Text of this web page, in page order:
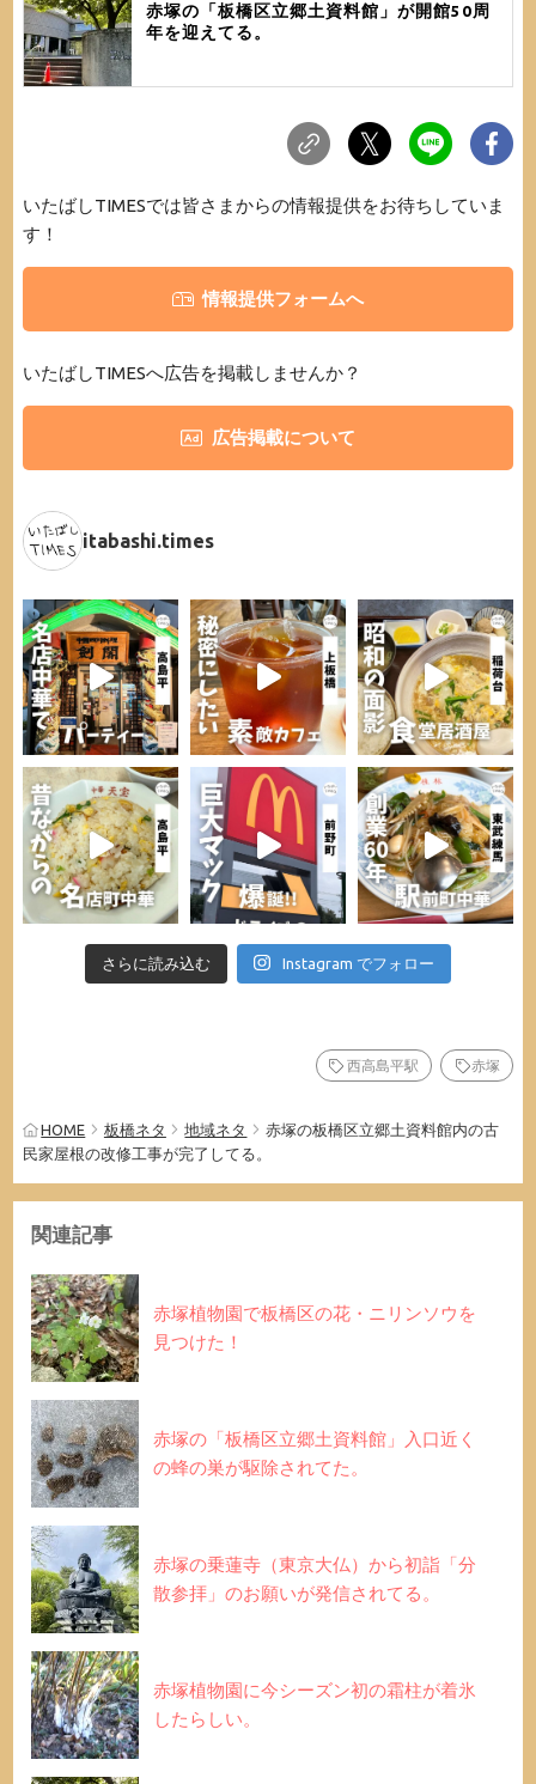
赤塚の「板橋区立郷土資料館」が開館50周
年を迎えてる。
いたばしTIMESでは皆さまからの情報提供をお待ちしていま
す！
情報提供フォームへ
いたばしTIMESへ広告を掲載しませんか？
広告掲載について
itabashi.times
さらに読み込む Instagram でフォロー
西高島平駅 赤塚
HOME 板橋ネタ 地域ネタ
赤塚の板橋区立郷土資料館内の古
民家屋根の改修工事が完了してる。
関連記事
赤塚植物園で板橋区の花・ニリンソウを
見つけた！
赤塚の「板橋区立郷土資料館」入口近く
の蜂の巣が駆除されてた。
赤塚の乗蓮寺（東京大仏）から初詣「分
散参拝」のお願いが発信されてる。
赤塚植物園に今シーズン初の霜柱が着氷
したらしい。